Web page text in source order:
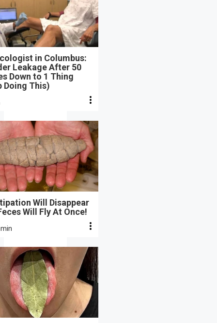
in Columbus:
Leakage After 50
Down to 1 Thing
Doing This)
Will Disappear
Will Fly At Once!